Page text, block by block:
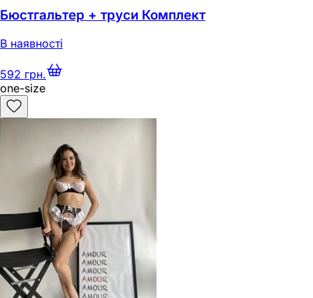
Бюстгальтер + труси Комплект
В наявності
592 грн.
one-size